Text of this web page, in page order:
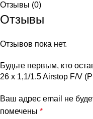
Отзывы (0)
Отзывы
Отзывов пока нет.
Будьте первым, кто
26 x 1,1/1.5 Airstop F/V
Ваш адрес email не
помечены *